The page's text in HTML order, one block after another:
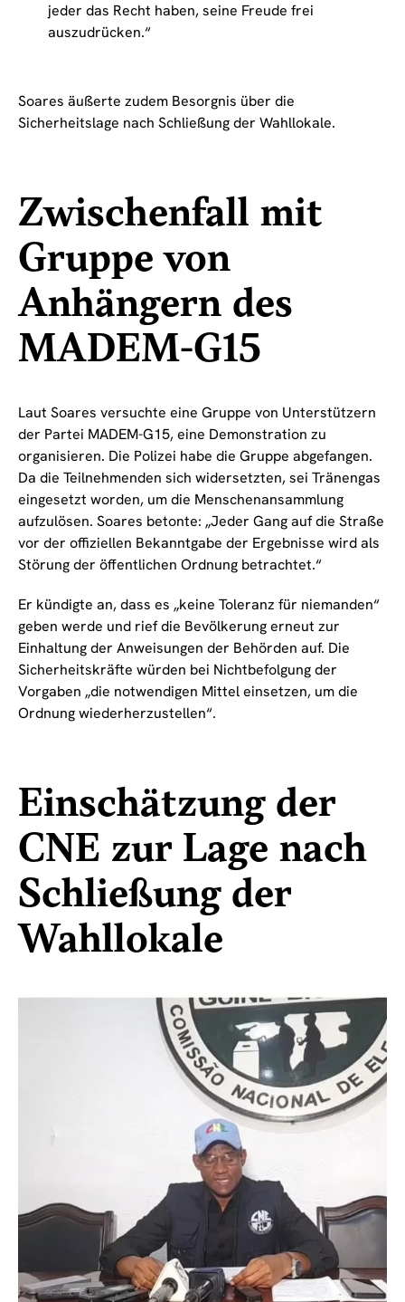
jeder das Recht haben, seine Freude frei
auszudrücken.“
Soares äußerte zudem Besorgnis über die
Sicherheitslage nach Schließung der Wahllokale.
Zwischenfall mit
Gruppe von
Anhängern des
MADEM-G15
Laut Soares versuchte eine Gruppe von Unterstützern
der Partei MADEM-G15, eine Demonstration zu
organisieren. Die Polizei habe die Gruppe abgefangen.
Da die Teilnehmenden sich widersetzten, sei Tränengas
eingesetzt worden, um die Menschenansammlung
aufzulösen. Soares betonte: „Jeder Gang auf die Straße
vor der offiziellen Bekanntgabe der Ergebnisse wird als
Störung der öffentlichen Ordnung betrachtet.“
Er kündigte an, dass es „keine Toleranz für niemanden“
geben werde und rief die Bevölkerung erneut zur
Einhaltung der Anweisungen der Behörden auf. Die
Sicherheitskräfte würden bei Nichtbefolgung der
Vorgaben „die notwendigen Mittel einsetzen, um die
Ordnung wiederherzustellen“.
Einschätzung der
CNE zur Lage nach
Schließung der
Wahllokale